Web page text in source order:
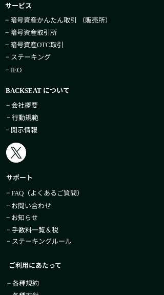
サービス
− 暗号資産かんたん取引​ （販売所）
− 暗号資産取引所
− 暗号資産OTC取引
− ステーキング
− IEO
BACKSEAT について
− 会社概要
− 行動規範
− 開示情報
サポート
− FAQ （よくあるご質問）
− お問い合わせ
− お知らせ
− 手数料一覧＆税
− ステーキングルール
ご利用にあたって
− 各種規約